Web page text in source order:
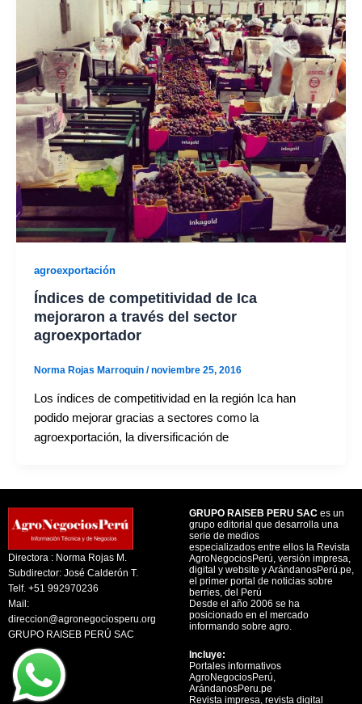
agroexportación
Índices de competitividad de Ica
mejoraron a través del sector
agroexportador
Norma Rojas Marroquin /noviembre 25, 2016
Los índices de competitividad en la región Ica han
podido mejorar gracias a sectores como la
agroexportación, la diversificación de
Directora : Norma Rojas M.
Subdirector: José Calderón T.
Telf. +51 992970236
Mail:
direccion@agronegociosperu.org
GRUPO RAISEB PERÚ SAC
GRUPO RAISEB PERU SAC es un
grupo editorial que desarrolla una
serie de medios
especializados entre ellos la Revista
AgroNegociosPerú, versión impresa,
digital y website y ArándanosPerú.pe,
el primer portal de noticias sobre
berries, del Perú
Desde el año 2006 se ha
posicionado en el mercado
informando sobre agro.
Incluye:
Portales informativos
AgroNegociosPerú,
ArándanosPeru.pe
Revista impresa, revista digital